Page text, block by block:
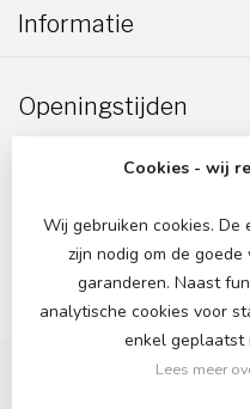
Informatie
Openingstijden
Cookies - wij
Wij gebruiken cookies.
zijn nodig om de
garanderen. Naast
analytische cookies voor
enkel geplaatst
Lees meer